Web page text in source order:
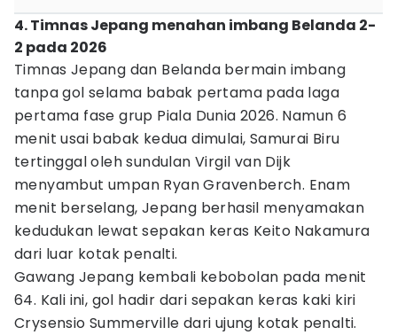
4. Timnas Jepang menahan imbang Belanda 2-
2 pada 2026
Timnas Jepang dan Belanda bermain imbang
tanpa gol selama babak pertama pada laga
pertama fase grup Piala Dunia 2026. Namun 6
menit usai babak kedua dimulai, Samurai Biru
tertinggal oleh sundulan Virgil van Dijk
menyambut umpan Ryan Gravenberch. Enam
menit berselang, Jepang berhasil menyamakan
kedudukan lewat sepakan keras Keito Nakamura
dari luar kotak penalti.
Gawang Jepang kembali kebobolan pada menit
64. Kali ini, gol hadir dari sepakan keras kaki kiri
Crysensio Summerville dari ujung kotak penalti.